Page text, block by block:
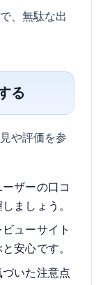
、無駄な出
る
や評価を参
ザーの口コ
ましょう。
ューサイト
安心です。
いた注意点